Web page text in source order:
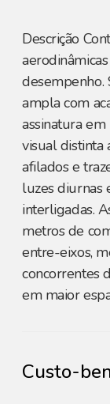
Descrição
desempenho.
ampla com
assinatura
visual distinta
afilados e
luzes diurnas
interligadas.
metros de
entre-eixos,
concorrentes
em maior
Custo-